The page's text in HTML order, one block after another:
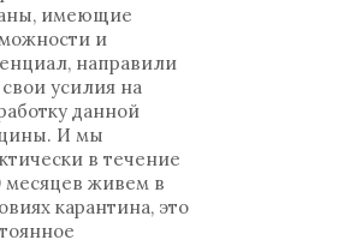
имеющие
и
направили
свои усилия на
данной
И мы
в течение
месяцев живем в
карантина, это